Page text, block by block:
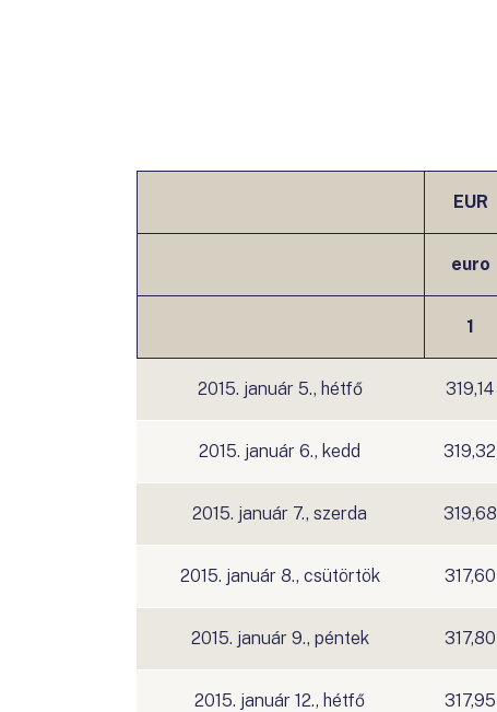
EUR
euro
1
2015. január 5., hétfő 319,14
2015. január 6., kedd 319,32
2015. január 7., szerda 319,68
2015. január 8., csütörtök 317,60
2015. január 9., péntek 317,80
2015. január 12., hétfő 317,95